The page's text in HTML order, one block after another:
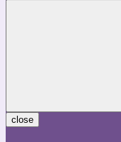
close